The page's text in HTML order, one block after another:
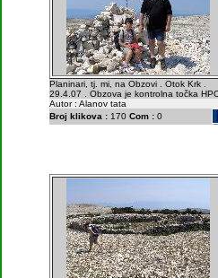
Planinari, tj. mi, na Obzovi . Otok Krk .
29.4.07 . Obzova je kontrolna točka
Autor : Alanov tata
Broj klikova :170 Com :0